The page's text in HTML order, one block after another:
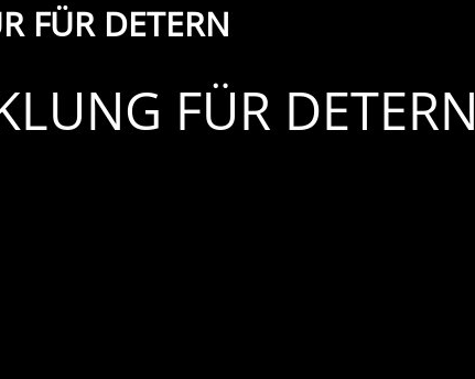
FÜR DETERN
FÜR DETERN